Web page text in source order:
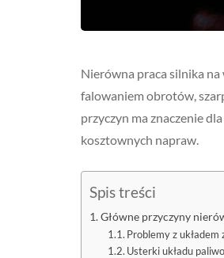
Nierówna praca silnika
falowaniem obrotów,
przyczyn ma znaczenie
kosztownych napraw.
Spis treści
Główne przyczyny
Problemy z układem
Usterki układu